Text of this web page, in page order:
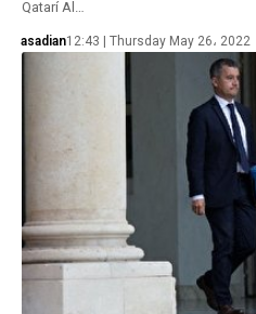
Qatarí Al…
asadian12:43 | Thursday May 26، 2022